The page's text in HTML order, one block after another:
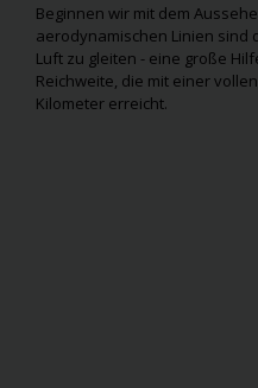
Beginnen wir mit dem
aerodynamischen Linien sind
Luft zu gleiten - eine große
Reichweite, die mit einer
Kilometer erreicht.